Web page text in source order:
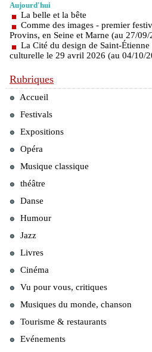
Aujourd'hui
La belle et la bête
Comme des images - premier
Provins, en Seine et Marne (au 27/
La Cité du design de Saint-
culturelle le 29 avril 2026 (au 04/10/
Rubriques
Accueil
Festivals
Expositions
Opéra
Musique classique
théâtre
Danse
Humour
Jazz
Livres
Cinéma
Vu pour vous, critiques
Musiques du monde, chanson
Tourisme & restaurants
Evénements